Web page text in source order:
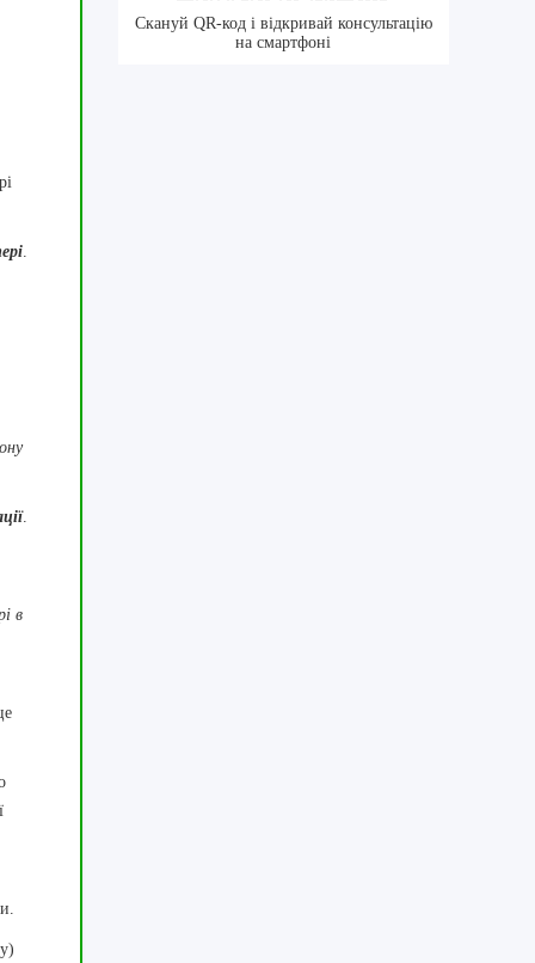
.
.
в
Скануй QR-код і відкривай консультацію
на смартфоні